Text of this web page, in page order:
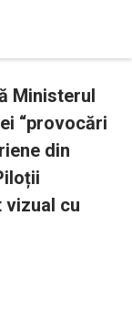
Ministerul
“provocări
din
vizual cu